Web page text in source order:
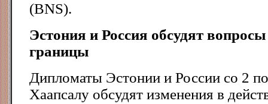
(BNS).
Эстония и Россия обсудят вопросы
границы
Дипломаты Эстонии и России со 2
Хаапсалу обсудят изменения в